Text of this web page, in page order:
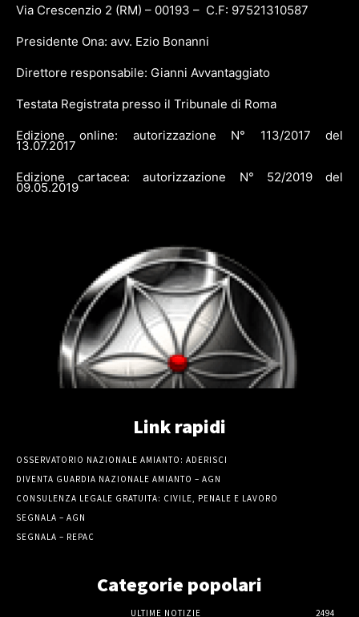
Via Crescenzio 2 (RM) – 00193 – C.F: 97521310587
Presidente Ona: avv. Ezio Bonanni
Direttore responsabile: Gianni Avvantaggiato
Testata Registrata presso il Tribunale di Roma
Edizione online: autorizzazione N° 113/2017 del
13.07.2017
Edizione cartacea: autorizzazione N° 52/2019 del
09.05.2019
Link rapidi
OSSERVATORIO NAZIONALE AMIANTO: ADERISCI
DIVENTA GUARDIA NAZIONALE AMIANTO – AGN
CONSULENZA LEGALE GRATUITA: CIVILE, PENALE E LAVORO
SEGNALA – AGN
SEGNALA – REPAC
Categorie popolari
ULTIME NOTIZIE 2494